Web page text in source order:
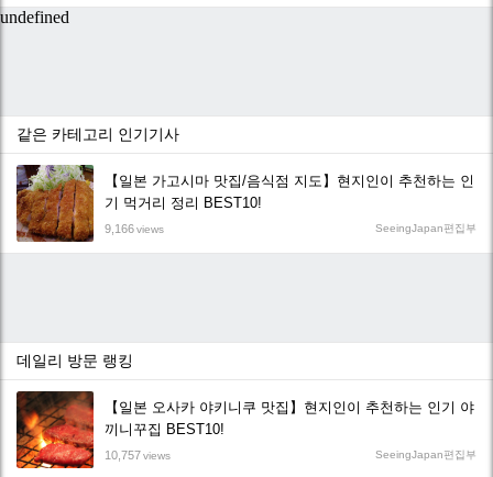
같은 카테고리 인기기사
【일본 가고시마 맛집/음식점 지도】현지인이 추천하는 인
기 먹거리 정리 BEST10!
9,166views SeeingJapan편집부
데일리 방문 랭킹
【일본 오사카 야키니쿠 맛집】현지인이 추천하는 인기 야
끼니꾸집 BEST10!
10,757views SeeingJapan편집부